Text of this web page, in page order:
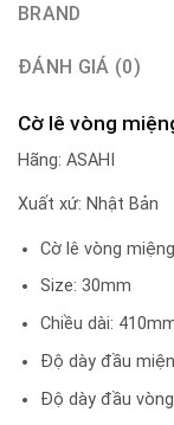
BRAND
ĐÁNH GIÁ (0)
Cờ lê vòng
Hãng: ASAHI
Xuất xứ: Nhật Bản
Cờ lê vòng
Size: 30mm
Chiều dài:
Độ dày đầu
Độ dày đầu